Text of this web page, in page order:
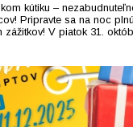
kútiku –
Pripravte sa na noc
zážitkov! V piatok 31.